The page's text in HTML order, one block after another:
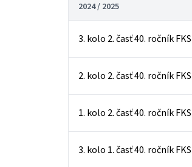
2024 / 2025
3. kolo 2. časť 40. ročník FKS
2. kolo 2. časť 40. ročník FKS
1. kolo 2. časť 40. ročník FKS
3. kolo 1. časť 40. ročník FKS